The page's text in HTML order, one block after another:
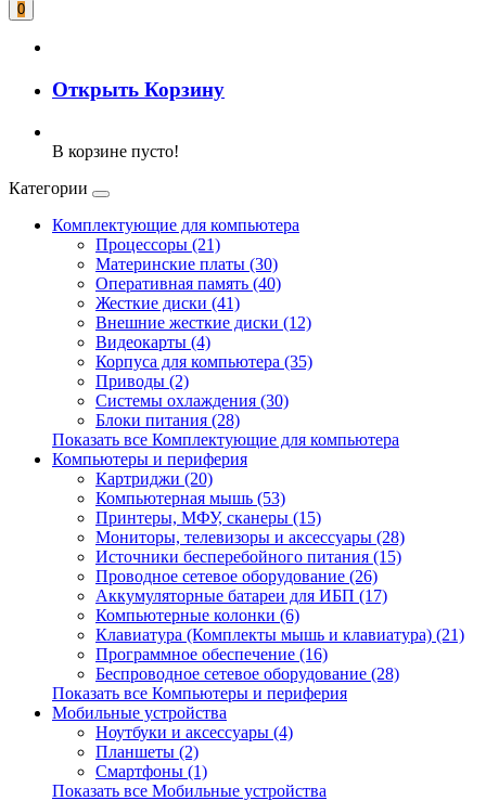
0
Открыть Корзину
В корзине пусто!
Категории
Комплектующие для компьютера
Процессоры (21)
Материнские платы (30)
Оперативная память (40)
Жесткие диски (41)
Внешние жесткие диски (12)
Видеокарты (4)
Корпуса для компьютера (35)
Приводы (2)
Системы охлаждения (30)
Блоки питания (28)
Показать все Комплектующие для компьютера
Компьютеры и периферия
Картриджи (20)
Компьютерная мышь (53)
Принтеры, МФУ, сканеры (15)
Мониторы, телевизоры и аксессуары (28)
Источники бесперебойного питания (15)
Проводное сетевое оборудование (26)
Аккумуляторные батареи для ИБП (17)
Компьютерные колонки (6)
Клавиатура (Комплекты мышь и клавиатура) (21)
Программное обеспечение (16)
Беспроводное сетевое оборудование (28)
Показать все Компьютеры и периферия
Мобильные устройства
Ноутбуки и аксессуары (4)
Планшеты (2)
Смартфоны (1)
Показать все Мобильные устройства